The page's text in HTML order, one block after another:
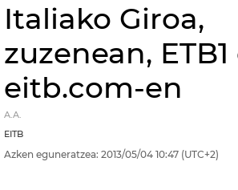
Italiako Giroa,
zuzenean, ETB1
eitb.com-en
A.A.
EITB
Azken eguneratzea: 2013/05/04 10:47 (UTC+2)